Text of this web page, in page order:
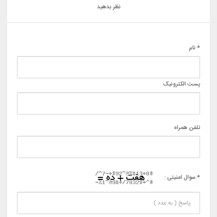
نظر بدهید
* نام
پست الکترونیک
تلفن همراه
* سوال امنیتی :